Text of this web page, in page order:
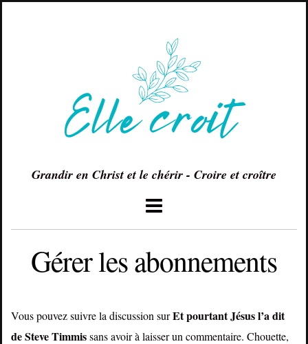
Grandir en Christ et le chérir - Croire et croître
Gérer les abonnements
Vous pouvez suivre la discussion surEt pourtant Jésus l’a dit
de Steve Timmissans avoir à laisser un commentaire. Chouette,